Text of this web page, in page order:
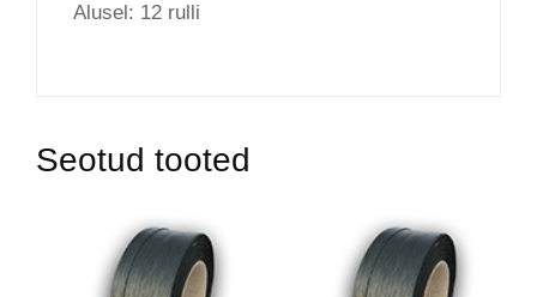
Alusel: 12 rulli
Seotud tooted